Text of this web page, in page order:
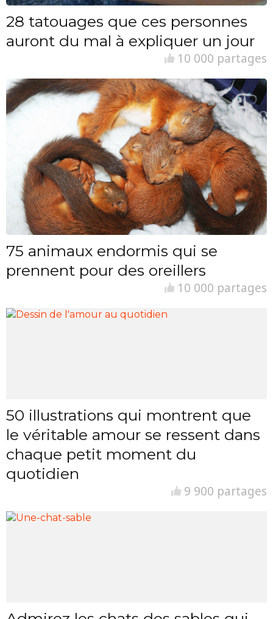
28 tatouages que ces personnes
auront du mal à expliquer un jour
10 000 partages
75 animaux endormis qui se
prennent pour des oreillers
10 000 partages
50 illustrations qui montrent que
le véritable amour se ressent dans
chaque petit moment du
quotidien
9 900 partages